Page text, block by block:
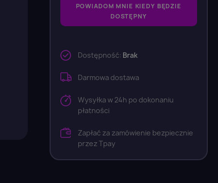
POWIADOM MNIE KIEDY BĘDZIE
DOSTĘPNY
Dostępność: Brak
Darmowa dostawa
Wysyłka w 24h po dokonaniu
płatności
Zapłać za zamówienie bezpiecznie
przez Tpay